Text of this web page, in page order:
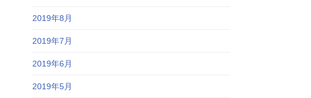
2019年8月
2019年7月
2019年6月
2019年5月